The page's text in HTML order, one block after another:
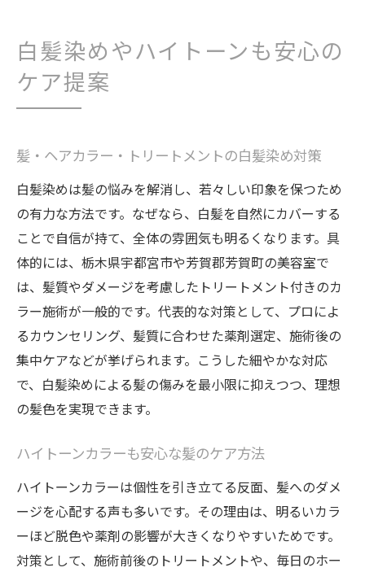
白髪染めやハイトーンも安心の
ケア提案
髪・ヘアカラー・トリートメントの白髪染め対策
白髪染めは髪の悩みを解消し、若々しい印象を保つため
の有力な方法です。なぜなら、白髪を自然にカバーする
ことで自信が持て、全体の雰囲気も明るくなります。具
体的には、栃木県宇都宮市や芳賀郡芳賀町の美容室で
は、髪質やダメージを考慮したトリートメント付きのカ
ラー施術が一般的です。代表的な対策として、プロによ
るカウンセリング、髪質に合わせた薬剤選定、施術後の
集中ケアなどが挙げられます。こうした細やかな対応
で、白髪染めによる髪の傷みを最小限に抑えつつ、理想
の髪色を実現できます。
ハイトーンカラーも安心な髪のケア方法
ハイトーンカラーは個性を引き立てる反面、髪へのダメ
ージを心配する声も多いです。その理由は、明るいカラ
ーほど脱色や薬剤の影響が大きくなりやすいためです。
対策として、施術前後のトリートメントや、毎日のホー